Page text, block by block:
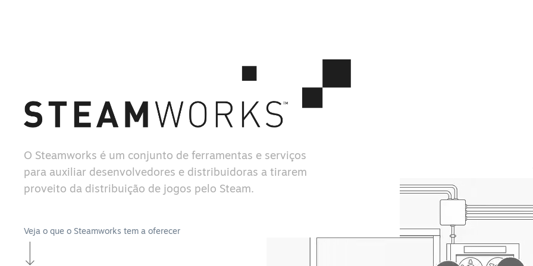
O Steamworks é um conjunto de ferramentas e serviços
para auxiliar desenvolvedores e distribuidoras a tirarem
proveito da distribuição de jogos pelo Steam.
Veja o que o Steamworks tem a oferecer